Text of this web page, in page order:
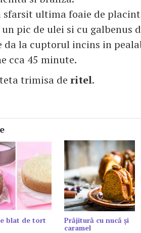
sfarsit ultima foaie de
pic de ulei si cu galbenus
da la cuptorul incins in
cca 45 minute.
trimisa de ritel.
blat de tort Prăjitură cu nucă și
caramel